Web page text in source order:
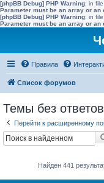
[phpBB Debug] PHP Warning: in file
Parameter must be an array or
[phpBB Debug] PHP Warning: in file
Parameter must be an array or
Правила
Список форумов
Темы без ответов
Перейти к расширенному
Найден 441